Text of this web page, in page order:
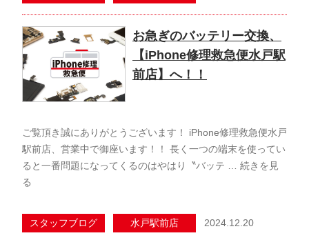
お急ぎのバッテリー交換、
【iPhone修理救急便水戸駅
前店】へ！！
ご覧頂き誠にありがとうございます！ iPhone修理救急便水戸
駅前店、営業中で御座います！！ 長く一つの端末を使ってい
ると一番問題になってくるのはやはり〝バッテ … 続きを見
る
スタッフブログ 水戸駅前店 2024.12.20